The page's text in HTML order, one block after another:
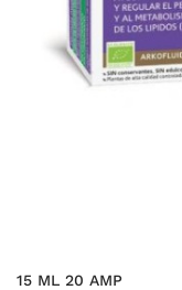
15 ML 20 AMP